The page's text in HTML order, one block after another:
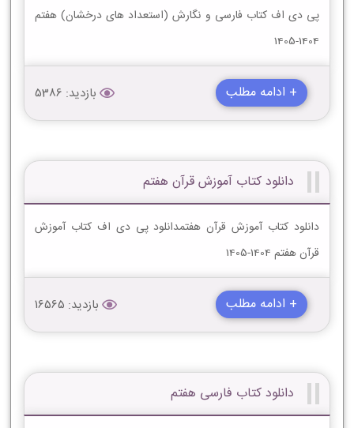
پی دی اف کتاب فارسی و نگارش (استعداد های درخشان) هفتم
1404-1405
+ ادامه مطلب بازدید: 5386
دانلود کتاب آموزش قرآن هفتم
دانلود کتاب آموزش قرآن هفتمدانلود پی دی اف کتاب آموزش
قرآن هفتم 1404-1405
+ ادامه مطلب بازدید: 16565
دانلود کتاب فارسی هفتم